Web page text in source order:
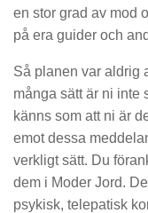
en stor grad av mod
på era guider och
Så planen var aldrig
många sätt är ni inte
känns som att ni är
emot dessa
verkligt sätt. Du
dem i Moder Jord.
psykisk, telepatisk